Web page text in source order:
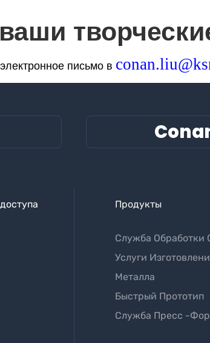
письмо в
Продукты
Служба Обработки
Услуги
Металла
Быстрый Прототип
Служба Пресс -